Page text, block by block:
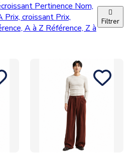
Pertinence Nom,
Prix, croissant Prix,
A à Z Référence, Z à

Filtrer